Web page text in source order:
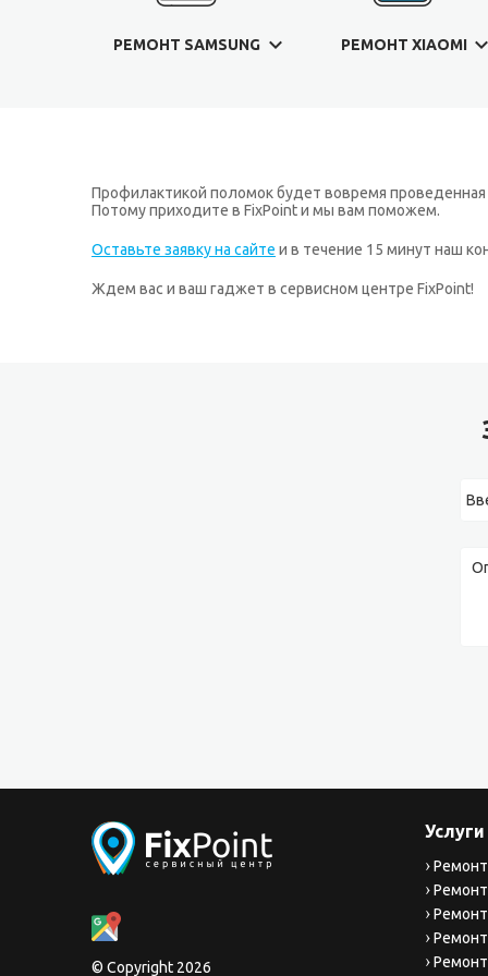
РЕМОНТ SAMSUNG РЕМОНТ XIAOMI
Профилактикой поломок будет вовремя проведенная
Потому приходите в FixPoint и мы вам поможем.
Оставьте заявку на сайте и в течение 15 минут наш
Ждем вас и ваш гаджет в сервисном центре FixPoint!
© Copyright 2026
Услуги